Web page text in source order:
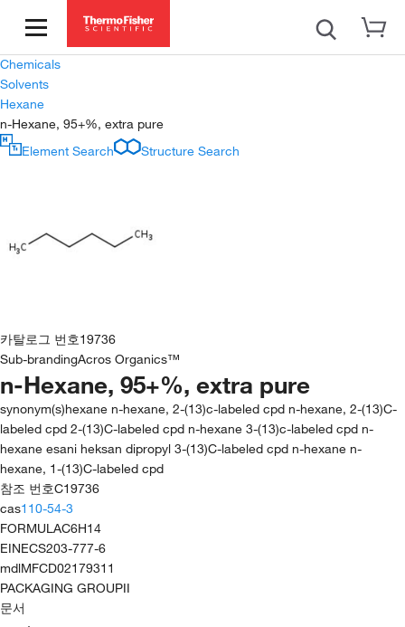
Chemicals
Solvents
Hexane
n-Hexane, 95+%, extra pure
Element Search
Structure Search
카탈로그 번호19736
Sub-brandingAcros Organics™
n-Hexane, 95+%, extra pure
synonym(s)hexane n-hexane, 2-(13)c-labeled cpd n-hexane, 2-(13)C-
labeled cpd 2-(13)C-labeled cpd n-hexane 3-(13)c-labeled cpd n-
hexane esani heksan dipropyl 3-(13)C-labeled cpd n-hexane n-
hexane, 1-(13)C-labeled cpd
참조 번호C19736
cas110-54-3
FORMULAC6H14
EINECS203-777-6
mdlMFCD02179311
PACKAGING GROUPII
문서